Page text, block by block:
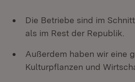
Die Betriebe sind im
als im Rest der Republik.
Außerdem haben wir eine
Kulturpflanzen und